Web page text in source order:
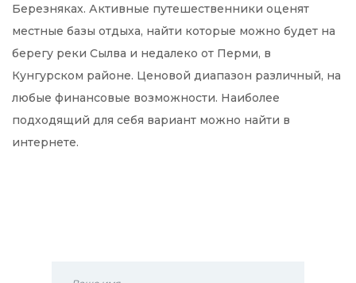
Березняках. Активные путешественники оценят
местные базы отдыха, найти которые можно будет на
берегу реки Сылва и недалеко от Перми, в
Кунгурском районе. Ценовой диапазон различный, на
любые финансовые возможности. Наиболее
подходящий для себя вариант можно найти в
интернете.